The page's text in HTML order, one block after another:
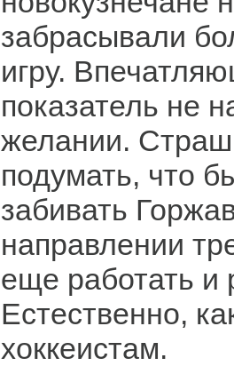
забрасывали
игру.
показатель не
желании.
подумать, что
забивать
направлении
еще работать и
Естественно,
хоккеистам.